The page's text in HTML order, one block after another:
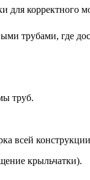
корректного
трубами, где
труб.
всей
крыльчатки).